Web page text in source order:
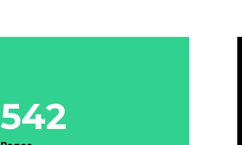
542